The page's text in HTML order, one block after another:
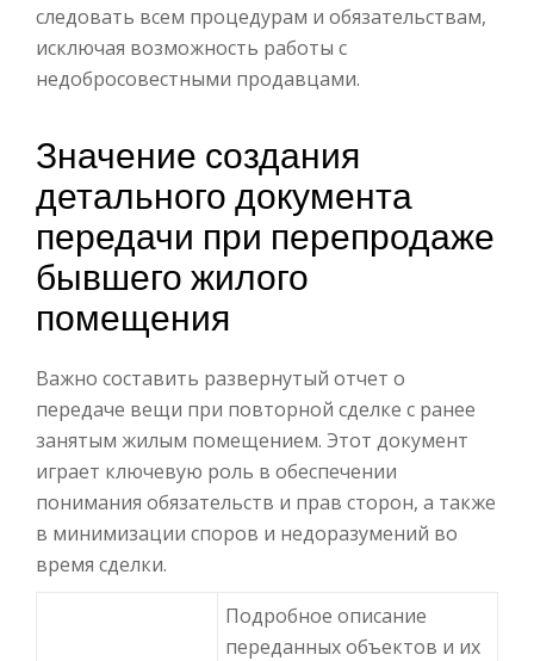
следовать всем процедурам и обязательствам,
исключая возможность работы с
недобросовестными продавцами.
Значение создания
детального документа
передачи при перепродаже
бывшего жилого
помещения
Важно составить развернутый отчет о
передаче вещи при повторной сделке с ранее
занятым жилым помещением. Этот документ
играет ключевую роль в обеспечении
понимания обязательств и прав сторон, а также
в минимизации споров и недоразумений во
время сделки.
Подробное описание
переданных объектов и их